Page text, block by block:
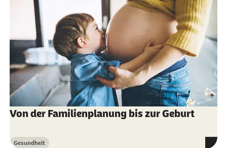
Von der Familienplanung bis zur Geburt
Gesundheit